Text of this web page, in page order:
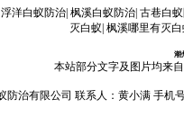
浮洋白蚁防治| 枫溪白蚁防治| 古巷白
灭白蚁 枫溪哪里有灭白
潮
本站部分文字及图片均来
防治有限公司 联系人：黄小满 手机